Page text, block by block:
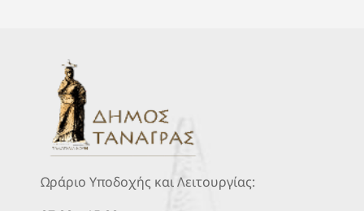
Ωράριο Υποδοχής και Λειτουργίας: